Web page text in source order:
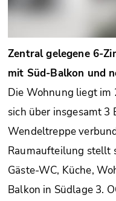
Zentral gelegene 6-
mit Süd-Balkon und
Die Wohnung liegt im
sich über insgesamt 3
Wendeltreppe
Raumaufteilung stellt
Gäste-WC, Küche,
Balkon in Südlage 3.